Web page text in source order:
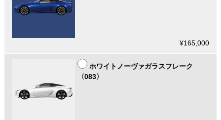
¥165,000
ホワイトノーヴァガラスフレーク
〈083〉